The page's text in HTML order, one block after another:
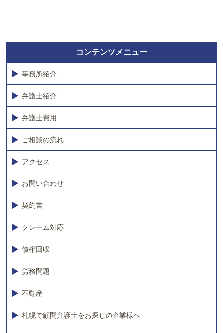
コンテンツメニュー
事務所紹介
弁護士紹介
弁護士費用
ご相談の流れ
アクセス
お問い合わせ
契約書
クレーム対応
債権回収
労務問題
不動産
札幌で顧問弁護士をお探しの企業様へ